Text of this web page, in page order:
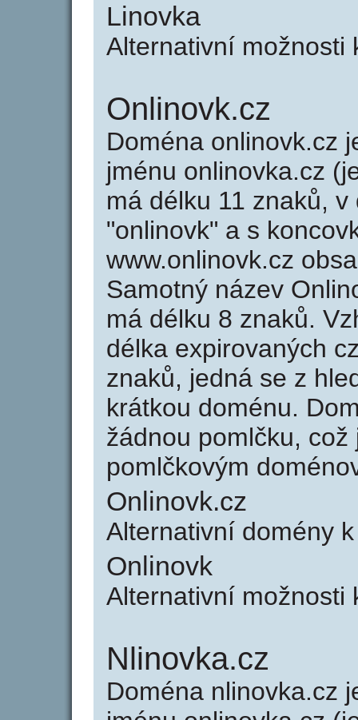
Linovka
Alternativní
Onlinovk.cz
Doména onlinovk.cz
jménu onlinovka.cz
má délku 11 znaků,
"onlinovk" a s
www.onlinovk.cz
Samotný název
má délku 8 znaků.
délka expirovaných
znaků, jedná se z
krátkou doménu.
žádnou pomlčku,
pomlčkovým
Onlinovk.cz
Alternativní domény
Onlinovk
Alternativní možnosti
Nlinovka.cz
Doména nlinovka.cz